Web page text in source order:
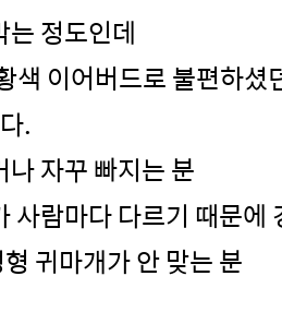
는 정도인데
색 이어버드로 불편하셨
.
자꾸 빠지는 분
사람마다 다르기 때문에
귀마개가 안 맞는 분